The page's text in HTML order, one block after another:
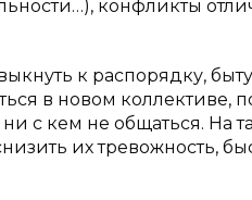
конфликты
к распорядку,
в новом коллективе,
с кем не общаться. На
их тревожность,